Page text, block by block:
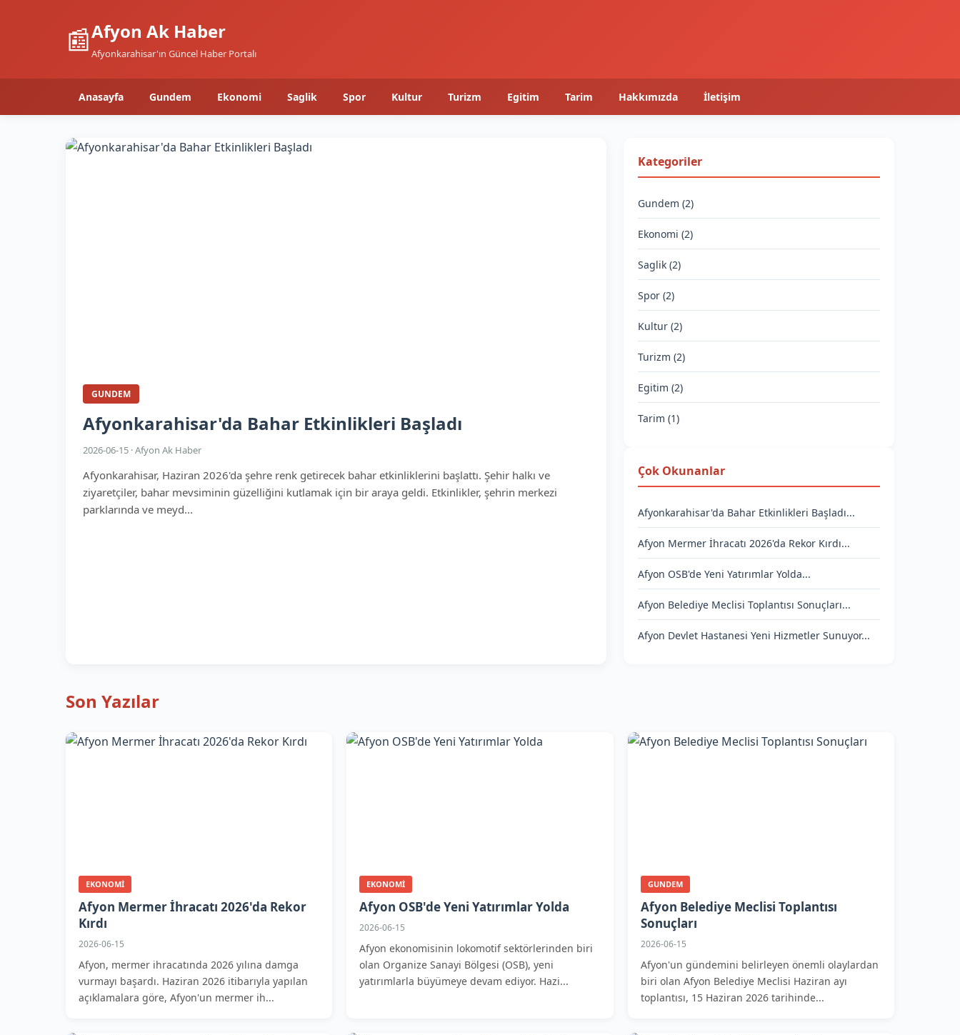
📰Afyon Ak Haber
Afyonkarahisar'ın Güncel Haber Portalı
Anasayfa Gundem Ekonomi Saglik Spor Kultur Turizm Egitim Tarim Hakkımızda İletişim
GUNDEM
Afyonkarahisar'da Bahar Etkinlikleri Başladı
2026-06-15 · Afyon Ak Haber
Afyonkarahisar, Haziran 2026'da şehre renk getirecek bahar etkinliklerini başlattı. Şehir halkı ve
ziyaretçiler, bahar mevsiminin güzelliğini kutlamak için bir araya geldi. Etkinlikler, şehrin merkezi
parklarında ve meyd...
Kategoriler
Gundem (2)
Ekonomi (2)
Saglik (2)
Spor (2)
Kultur (2)
Turizm (2)
Egitim (2)
Tarim (1)
Çok Okunanlar
Afyonkarahisar'da Bahar Etkinlikleri Başladı...
Afyon Mermer İhracatı 2026'da Rekor Kırdı...
Afyon OSB'de Yeni Yatırımlar Yolda...
Afyon Belediye Meclisi Toplantısı Sonuçları...
Afyon Devlet Hastanesi Yeni Hizmetler Sunuyor...
Son Yazılar
EKONOMI
Afyon Mermer İhracatı 2026'da Rekor
Kırdı
2026-06-15
Afyon, mermer ihracatında 2026 yılına damga
vurmayı başardı. Haziran 2026 itibarıyla yapılan
açıklamalara göre, Afyon'un mermer ih...
EKONOMI
Afyon OSB'de Yeni Yatırımlar Yolda
2026-06-15
Afyon ekonomisinin lokomotif sektörlerinden biri
olan Organize Sanayi Bölgesi (OSB), yeni
yatırımlarla büyümeye devam ediyor. Hazi...
GUNDEM
Afyon Belediye Meclisi Toplantısı
Sonuçları
2026-06-15
Afyon'un gündemini belirleyen önemli olaylardan
biri olan Afyon Belediye Meclisi Haziran ayı
toplantısı, 15 Haziran 2026 tarihinde...